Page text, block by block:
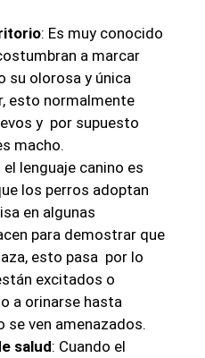
: Es muy conocido
a marcar
su olorosa y única
esto normalmente
y por supuesto
macho.
el lenguaje canino es
los perros adoptan
en algunas
para demostrar que
esto pasa por lo
excitados o
a orinarse hasta
se ven amenazados.
salud: Cuando el